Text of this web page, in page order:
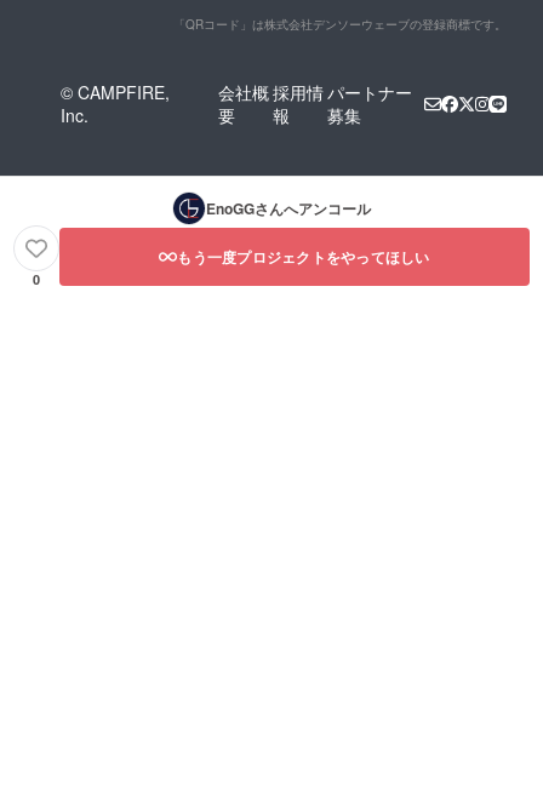
「QRコード」は株式会社デンソーウェーブの登録商標です。
© CAMPFIRE,
Inc.
会社概
要
採用情
報
パートナー
募集
EnoGGさんへアンコール
0
もう一度プロジェクトをやってほしい